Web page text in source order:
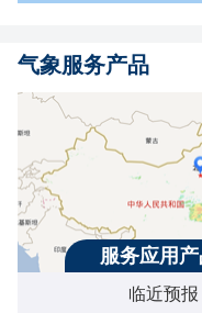
气象服务产品
服务应用
临近预报